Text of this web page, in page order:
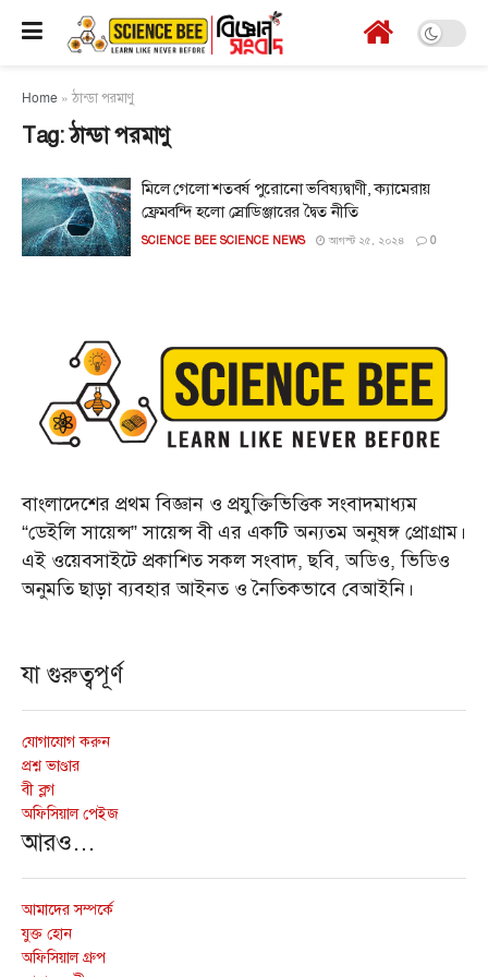
Home »ঠান্ডা পরমাণু
Tag:ঠান্ডা পরমাণু
মিলে গেলো শতবর্ষ পুরোনো ভবিষ্যদ্বাণী, ক্যামেরায়
ফ্রেমবন্দি হলো স্রোডিঞ্জারের দ্বৈত নীতি
SCIENCE BEE SCIENCE NEWS আগস্ট ২৫, ২০২৪ 0
বাংলাদেশের প্রথম বিজ্ঞান ও প্রযুক্তিভিত্তিক সংবাদমাধ্যম
“ডেইলি সায়েন্স” সায়েন্স বী এর একটি অন্যতম অনুষঙ্গ প্রোগ্রাম।
এই ওয়েবসাইটে প্রকাশিত সকল সংবাদ, ছবি, অডিও, ভিডিও
অনুমতি ছাড়া ব্যবহার আইনত ও নৈতিকভাবে বেআইনি।
যা গুরুত্বপূর্ণ
যোগাযোগ করুন
প্রশ্ন ভাণ্ডার
বী ব্লগ
অফিসিয়াল পেইজ
আরও…
আমাদের সম্পর্কে
যুক্ত হোন
অফিসিয়াল গ্রুপ